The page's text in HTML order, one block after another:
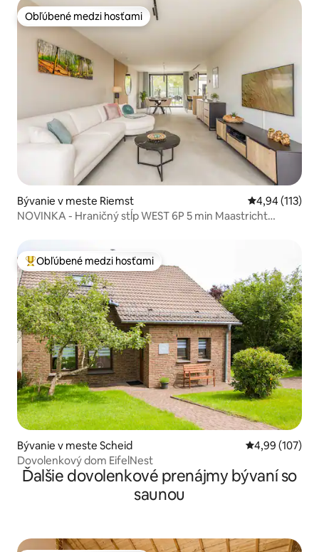
Obľúbené medzi hosťami
Obľúbené medzi hosťami
Bývanie v meste Riemst Priemerné
4,94 (113)
NOVINKA - Hraničný stĺp WEST 6P 5 min Maastricht
Najobľúbenejšie medzi hosťami
Obľúbené medzi hosťami
Bývanie v meste Scheid Priemerné
4,99 (107)
Dovolenkový dom EifelNest
Ďalšie dovolenkové prenájmy bývaní so
saunou